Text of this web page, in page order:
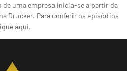
uma empresa inicia-se a partir da
Drucker. Para conferir os episódios
aqui.